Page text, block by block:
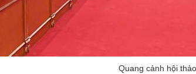
Quang cảnh hội thảo.